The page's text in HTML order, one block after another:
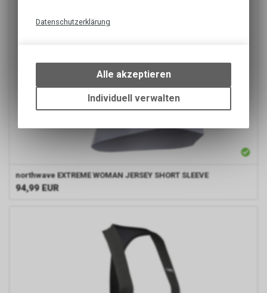
northwave EXTREME WOMAN JERSEY SHORT SLEEVE
94,99 EUR
Datenschutzerklärung
bestimmte Interaktionen und
Einstellungen auf Ihrem Gerät,
um die grundlegenden
Funktionen unseres Online-
des Warenkorbs, zu
ermöglichen. Bitte beachten Sie,
keinerlei Rückschlüsse auf Ihre
Alle akzeptieren
Individuell verwalten